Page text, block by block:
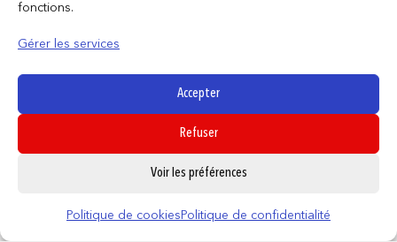
fonctions.
Gérer les services
Accepter
Refuser
Voir les préférences
Politique de cookies Politique de confidentialité